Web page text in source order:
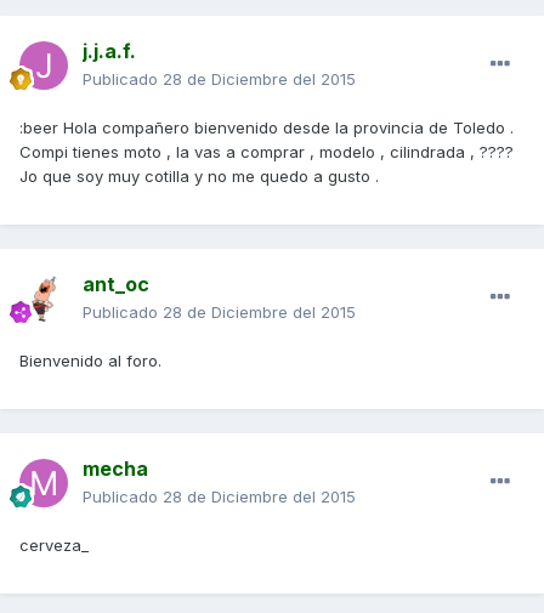
j.j.a.f.
Publicado 28 de Diciembre del 2015
:beer Hola compañero bienvenido desde la provincia de Toledo .
Compi tienes moto , la vas a comprar , modelo , cilindrada , ????
Jo que soy muy cotilla y no me quedo a gusto .
ant_oc
Publicado 28 de Diciembre del 2015
Bienvenido al foro.
mecha
Publicado 28 de Diciembre del 2015
cerveza_